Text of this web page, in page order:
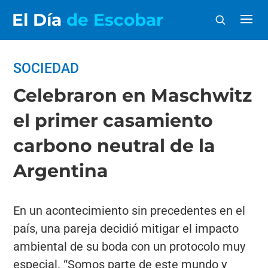
El Día de Escobar
SOCIEDAD
Celebraron en Maschwitz
el primer casamiento
carbono neutral de la
Argentina
En un acontecimiento sin precedentes en el
país, una pareja decidió mitigar el impacto
ambiental de su boda con un protocolo muy
especial. “Somos parte de este mundo y